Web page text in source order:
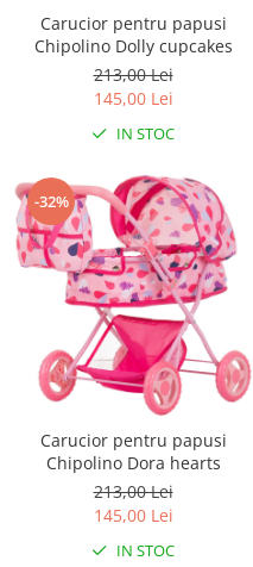
Carucior pentru papusi
Chipolino Dolly cupcakes
213,00 Lei
145,00 Lei
IN STOC
-32%
Carucior pentru papusi
Chipolino Dora hearts
213,00 Lei
145,00 Lei
IN STOC